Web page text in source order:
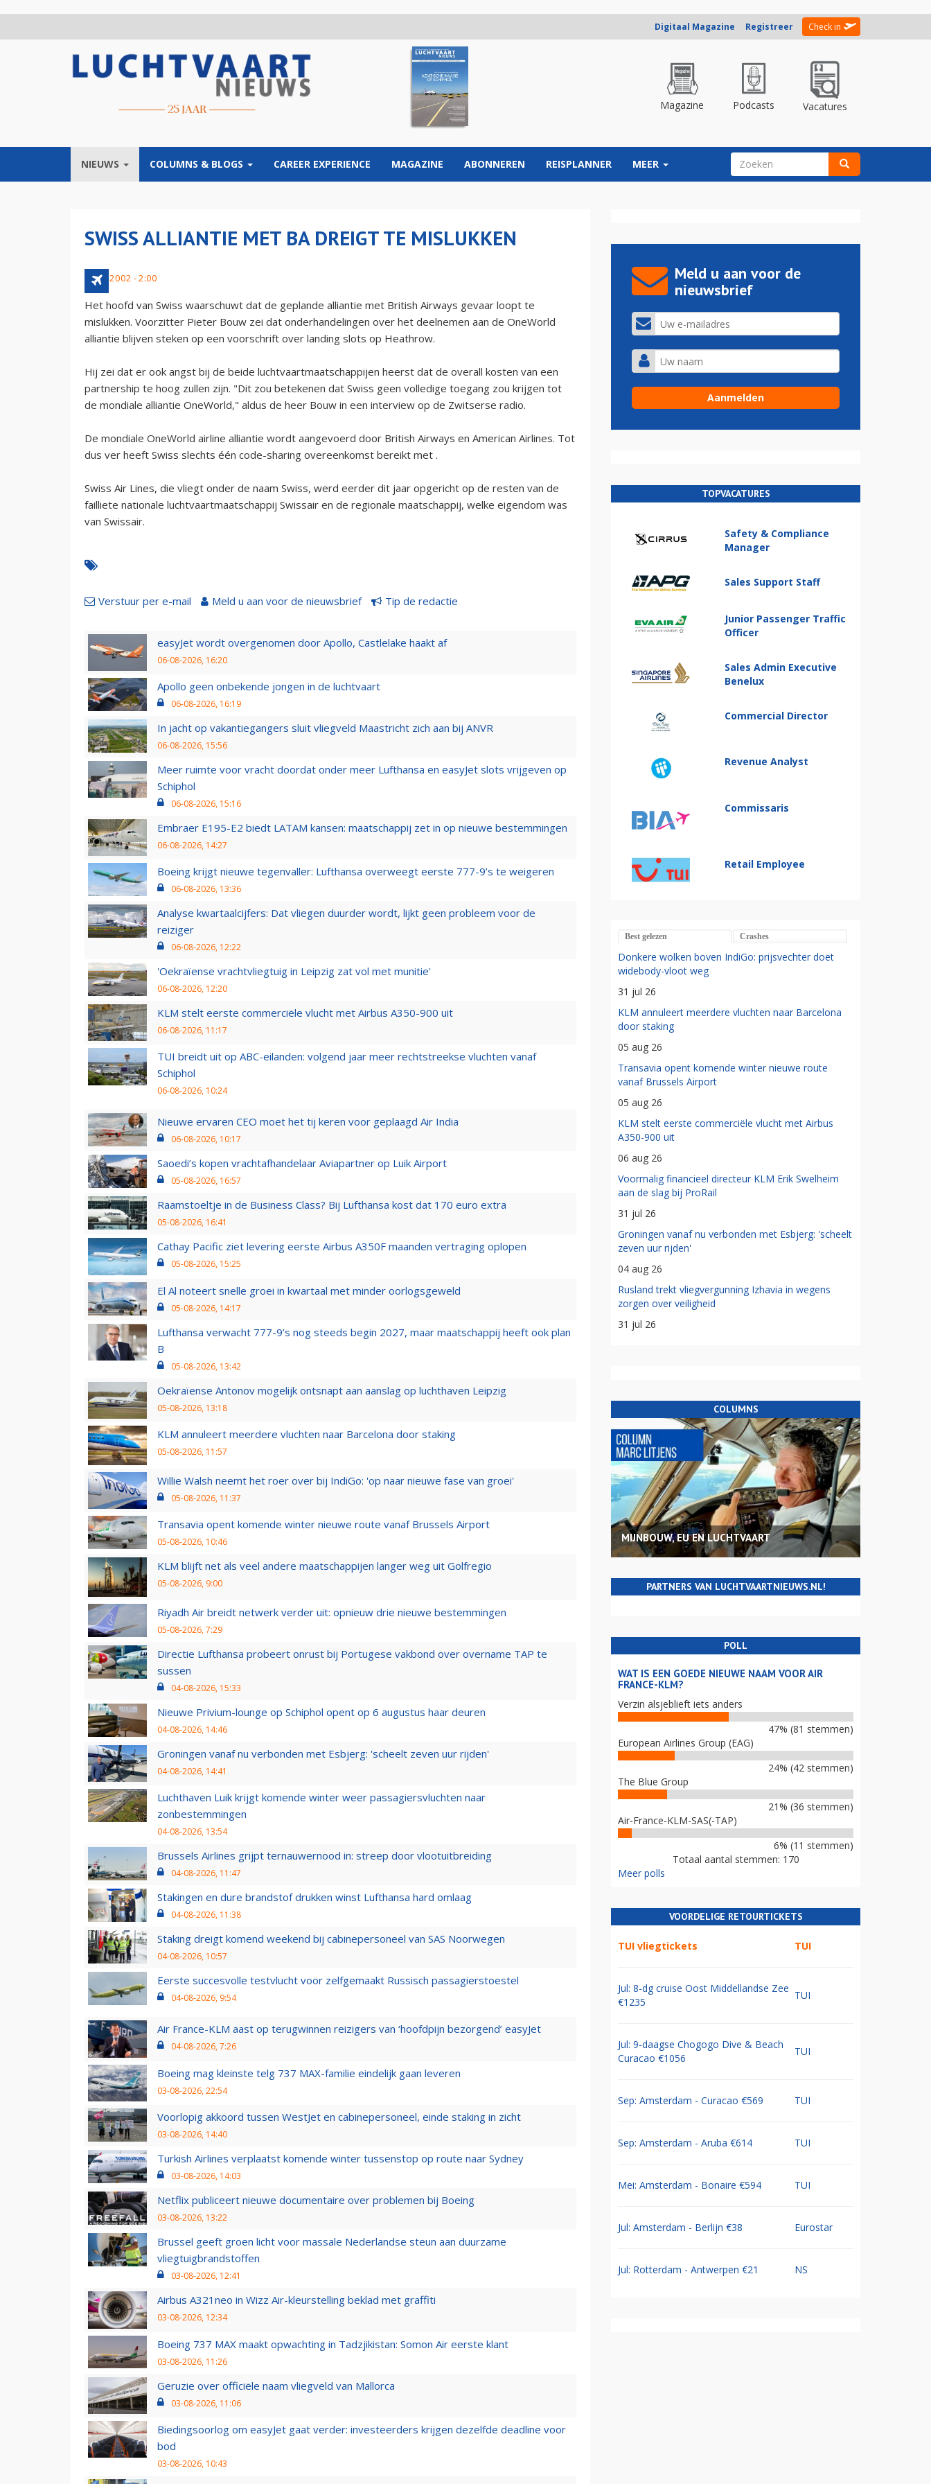
Digitaal Magazine Registreer Check in
Magazine Podcasts Vacatures
NIEUWS COLUMNS & BLOGS CAREER EXPERIENCE MAGAZINE ABONNEREN REISPLANNER MEER ZOEKVELD
SWISS ALLIANTIE MET BA DREIGT TE MISLUKKEN
7 juni 2002 - 2:00
Het hoofd van Swiss waarschuwt dat de geplande alliantie met British Airways gevaar loopt te
mislukken. Voorzitter Pieter Bouw zei dat onderhandelingen over het deelnemen aan de OneWorld
alliantie blijven steken op een voorschrift over landing slots op Heathrow.
Hij zei dat er ook angst bij de beide luchtvaartmaatschappijen heerst dat de overall kosten van een
partnership te hoog zullen zijn. "Dit zou betekenen dat Swiss geen volledige toegang zou krijgen tot
de mondiale alliantie OneWorld," aldus de heer Bouw in een interview op de Zwitserse radio.
De mondiale OneWorld airline alliantie wordt aangevoerd door British Airways en American Airlines. Tot
dus ver heeft Swiss slechts één code-sharing overeenkomst bereikt met .
Swiss Air Lines, die vliegt onder de naam Swiss, werd eerder dit jaar opgericht op de resten van de
failliete nationale luchtvaartmaatschappij Swissair en de regionale maatschappij, welke eigendom was
van Swissair.
Verstuur per e-mail Meld u aan voor de nieuwsbrief Tip de redactie
easyJet wordt overgenomen door Apollo, Castlelake haakt af
06-08-2026, 16:20
Apollo geen onbekende jongen in de luchtvaart
06-08-2026, 16:19
In jacht op vakantiegangers sluit vliegveld Maastricht zich aan bij ANVR
06-08-2026, 15:56
Meer ruimte voor vracht doordat onder meer Lufthansa en easyJet slots vrijgeven op
Schiphol
06-08-2026, 15:16
Embraer E195-E2 biedt LATAM kansen: maatschappij zet in op nieuwe bestemmingen
06-08-2026, 14:27
Boeing krijgt nieuwe tegenvaller: Lufthansa overweegt eerste 777-9’s te weigeren
06-08-2026, 13:36
Analyse kwartaalcijfers: Dat vliegen duurder wordt, lijkt geen probleem voor de
reiziger
06-08-2026, 12:22
'Oekraïense vrachtvliegtuig in Leipzig zat vol met munitie'
06-08-2026, 12:20
KLM stelt eerste commerciële vlucht met Airbus A350-900 uit
06-08-2026, 11:17
TUI breidt uit op ABC-eilanden: volgend jaar meer rechtstreekse vluchten vanaf
Schiphol
06-08-2026, 10:24
Nieuwe ervaren CEO moet het tij keren voor geplaagd Air India
06-08-2026, 10:17
Saoedi’s kopen vrachtafhandelaar Aviapartner op Luik Airport
05-08-2026, 16:57
Raamstoeltje in de Business Class? Bij Lufthansa kost dat 170 euro extra
05-08-2026, 16:41
Cathay Pacific ziet levering eerste Airbus A350F maanden vertraging oplopen
05-08-2026, 15:25
El Al noteert snelle groei in kwartaal met minder oorlogsgeweld
05-08-2026, 14:17
Lufthansa verwacht 777-9’s nog steeds begin 2027, maar maatschappij heeft ook plan
B
05-08-2026, 13:42
Oekraïense Antonov mogelijk ontsnapt aan aanslag op luchthaven Leipzig
05-08-2026, 13:18
KLM annuleert meerdere vluchten naar Barcelona door staking
05-08-2026, 11:57
Willie Walsh neemt het roer over bij IndiGo: 'op naar nieuwe fase van groei'
05-08-2026, 11:37
Transavia opent komende winter nieuwe route vanaf Brussels Airport
05-08-2026, 10:46
KLM blijft net als veel andere maatschappijen langer weg uit Golfregio
05-08-2026, 9:00
Riyadh Air breidt netwerk verder uit: opnieuw drie nieuwe bestemmingen
05-08-2026, 7:29
Directie Lufthansa probeert onrust bij Portugese vakbond over overname TAP te
sussen
04-08-2026, 15:33
Nieuwe Privium-lounge op Schiphol opent op 6 augustus haar deuren
04-08-2026, 14:46
Groningen vanaf nu verbonden met Esbjerg: 'scheelt zeven uur rijden'
04-08-2026, 14:41
Luchthaven Luik krijgt komende winter weer passagiersvluchten naar
zonbestemmingen
04-08-2026, 13:54
Brussels Airlines grijpt ternauwernood in: streep door vlootuitbreiding
04-08-2026, 11:47
Stakingen en dure brandstof drukken winst Lufthansa hard omlaag
04-08-2026, 11:38
Staking dreigt komend weekend bij cabinepersoneel van SAS Noorwegen
04-08-2026, 10:57
Eerste succesvolle testvlucht voor zelfgemaakt Russisch passagierstoestel
04-08-2026, 9:54
Air France-KLM aast op terugwinnen reizigers van ‘hoofdpijn bezorgend’ easyJet
04-08-2026, 7:26
Boeing mag kleinste telg 737 MAX-familie eindelijk gaan leveren
03-08-2026, 22:54
Voorlopig akkoord tussen WestJet en cabinepersoneel, einde staking in zicht
03-08-2026, 14:40
Turkish Airlines verplaatst komende winter tussenstop op route naar Sydney
03-08-2026, 14:03
Netflix publiceert nieuwe documentaire over problemen bij Boeing
03-08-2026, 13:22
Brussel geeft groen licht voor massale Nederlandse steun aan duurzame
vliegtuigbrandstoffen
03-08-2026, 12:41
Airbus A321neo in Wizz Air-kleurstelling beklad met graffiti
03-08-2026, 12:34
Boeing 737 MAX maakt opwachting in Tadzjikistan: Somon Air eerste klant
03-08-2026, 11:26
Geruzie over officiële naam vliegveld van Mallorca
03-08-2026, 11:06
Biedingsoorlog om easyJet gaat verder: investeerders krijgen dezelfde deadline voor
bod
03-08-2026, 10:43
Meld u aan voor de
nieuwsbrief
TOPVACATURES
Safety & Compliance
Manager
Sales Support Staff
Junior Passenger Traffic
Officer
Sales Admin Executive
Benelux
Commercial Director
Revenue Analyst
Commissaris
Retail Employee
Best gelezen Crashes
Donkere wolken boven IndiGo: prijsvechter doet
widebody-vloot weg
31 jul 26
KLM annuleert meerdere vluchten naar Barcelona
door staking
05 aug 26
Transavia opent komende winter nieuwe route
vanaf Brussels Airport
05 aug 26
KLM stelt eerste commerciële vlucht met Airbus
A350-900 uit
06 aug 26
Voormalig financieel directeur KLM Erik Swelheim
aan de slag bij ProRail
31 jul 26
Groningen vanaf nu verbonden met Esbjerg: 'scheelt
zeven uur rijden'
04 aug 26
Rusland trekt vliegvergunning Izhavia in wegens
zorgen over veiligheid
31 jul 26
COLUMNS
MIJNBOUW, EU EN LUCHTVAART
PARTNERS VAN LUCHTVAARTNIEUWS.NL!
POLL
WAT IS EEN GOEDE NIEUWE NAAM VOOR AIR
FRANCE-KLM?
Verzin alsjeblieft iets anders
47% (81 stemmen)
European Airlines Group (EAG)
24% (42 stemmen)
The Blue Group
21% (36 stemmen)
Air-France-KLM-SAS(-TAP)
6% (11 stemmen)
Totaal aantal stemmen: 170
Meer polls
VOORDELIGE RETOURTICKETS
TUI vliegtickets TUI
Jul: 8-dg cruise Oost Middellandse Zee
€1235
TUI
Jul: 9-daagse Chogogo Dive & Beach
Curacao €1056
TUI
Sep: Amsterdam - Curacao €569 TUI
Sep: Amsterdam - Aruba €614 TUI
Mei: Amsterdam - Bonaire €594 TUI
Jul: Amsterdam - Berlijn €38 Eurostar
Jul: Rotterdam - Antwerpen €21 NS